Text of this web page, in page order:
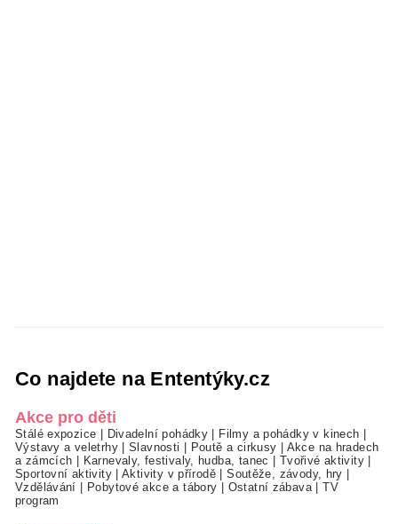
Co najdete na Ententýky.cz
Akce pro děti
Stálé expozice Divadelní pohádky Filmy a pohádky v kinech
Výstavy a veletrhy|Slavnosti Poutě a cirkusy
Akce na hradech
a zámcích
Karnevaly, festivaly, hudba, tanec Tvořivé aktivity
Sportovní aktivity|Aktivity v přírodě |Soutěže, závody, hry
Vzdělávání
Pobytové akce a tábory Ostatní zábava|TV
program